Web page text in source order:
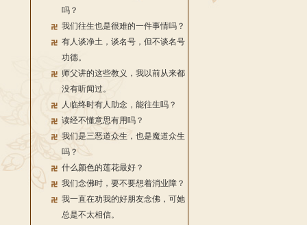
吗？
我们往生也是很难的一件事情吗？
有人谈净土，谈名号，但不谈名号
功德。
师父讲的这些教义，我以前从来都
没有听闻过。
人临终时有人助念，能往生吗？
读经不懂意思有用吗？
我们是三恶道众生，也是魔道众生
吗？
什么颜色的莲花最好？
我们念佛时，要不要想着消业障？
我一直在劝我的好朋友念佛，可她
总是不太相信。